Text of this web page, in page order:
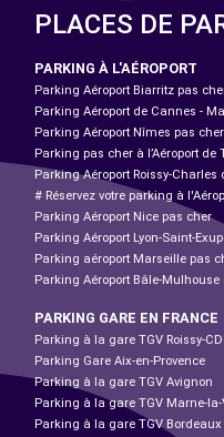
PLACES DE
PARKING À L'AÉROPORT
Parking Aéroport Biarritz pas
Parking Aéroport de Cannes -
Parking Aéroport Nîmes pas cher
Parking pas cher à l’Aéroport de
Parking Aéroport Roissy-Charles
# Réservez votre parking à
Parking Aéroport Nice pas cher
Parking Aéroport Lyon-Saint-
Parking aéroport Marseille pas
Parking Aéroport Bâle-Mulhouse
PARKING GARE EN FRANCE
Parking à la gare TGV Roissy-
Parking Gare Aix-en-Provence
Parking à la gare TGV Avignon
Parking à la gare TGV Marne-
Parking à la gare TGV